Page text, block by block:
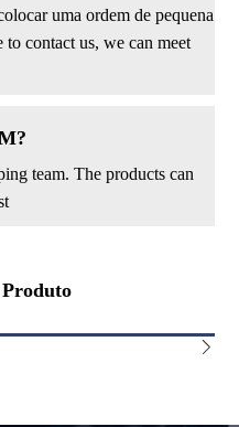
uma ordem de pequena
contact us, we can meet
team. The products can
Produto